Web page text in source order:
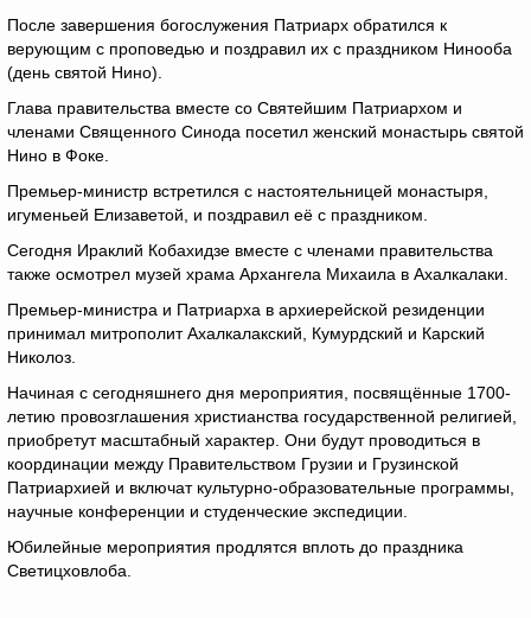
После завершения богослужения Патриарх обратился к
верующим с проповедью и поздравил их с праздником Нинооба
(день святой Нино).
Глава правительства вместе со Святейшим Патриархом и
членами Священного Синода посетил женский монастырь святой
Нино в Фоке.
Премьер-министр встретился с настоятельницей монастыря,
игуменьей Елизаветой, и поздравил её с праздником.
Сегодня Ираклий Кобахидзе вместе с членами правительства
также осмотрел музей храма Архангела Михаила в Ахалкалаки.
Премьер-министра и Патриарха в архиерейской резиденции
принимал митрополит Ахалкалакский, Кумурдский и Карский
Николоз.
Начиная с сегодняшнего дня мероприятия, посвящённые 1700-
летию провозглашения христианства государственной религией,
приобретут масштабный характер. Они будут проводиться в
координации между Правительством Грузии и Грузинской
Патриархией и включат культурно-образовательные программы,
научные конференции и студенческие экспедиции.
Юбилейные мероприятия продлятся вплоть до праздника
Светицховлоба.